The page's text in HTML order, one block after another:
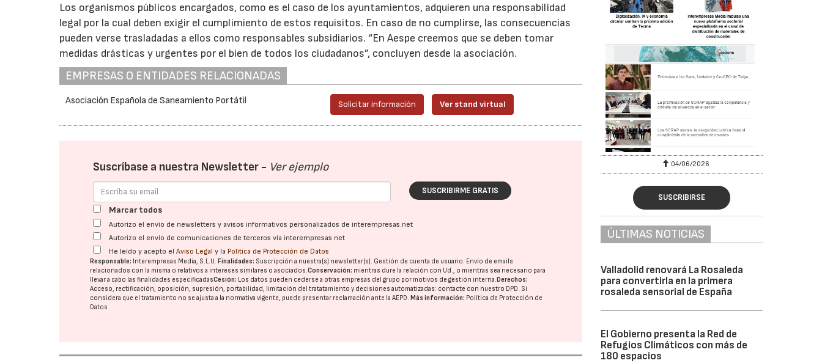
Los organismos públicos encargados, como es el caso de los ayuntamientos, adquieren una responsabilidad
legal por la cual deben exigir el cumplimiento de estos requisitos. En caso de no cumplirse, las consecuencias
pueden verse trasladadas a ellos como responsables subsidiarios. “En Aespe creemos que se deben tomar
medidas drásticas y urgentes por el bien de todos los ciudadanos”, concluyen desde la asociación.
EMPRESAS O ENTIDADES RELACIONADAS
Asociación Española de Saneamiento Portátil Solicitar información Ver stand virtual
Suscríbase a nuestra Newsletter - Ver ejemplo
SUSCRIBIRME GRATIS
Marcar todos
Autorizo el envío de newsletters y avisos informativos personalizados de interempresas.net
Autorizo el envío de comunicaciones de terceros vía interempresas.net
He leído y acepto elAviso Legal y la Política de Protección de Datos
Responsable: Interempresas Media, S.L.U.Finalidades: Suscripción a nuestra(s) newsletter(s). Gestión de cuenta de usuario. Envío de emails
relacionados con la misma o relativos a intereses similares o asociados.Conservación: mientras dure la relación con Ud., o mientras sea necesario para
llevar a cabo las finalidades especificadasCesión: Los datos pueden cederse a otras empresas del grupo por motivos de gestión interna.Derechos:
Acceso, rectificación, oposición, supresión, portabilidad, limitación del tratatamiento y decisiones automatizadas: contacte con nuestro DPD. Si
considera que el tratamiento no se ajusta a la normativa vigente, puede presentar reclamación ante laAEPD.Más información: Política de Protección de
Datos
04/06/2026
SUSCRIBIRSE
ÚLTIMAS NOTICIAS
Valladolid renovará La Rosaleda
para convertirla en la primera
rosaleda sensorial de España
El Gobierno presenta la Red de
Refugios Climáticos con más de
180 espacios